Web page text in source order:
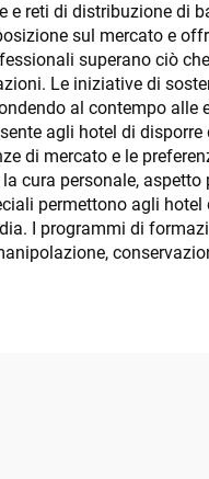
e reti di distribuzione di
sul mercato e
superano ciò
Le iniziative di
al contempo
agli hotel di
di mercato e le
cura personale,
permettono agli
I programmi di